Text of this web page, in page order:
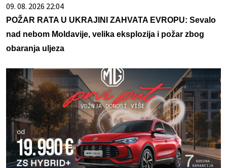
09. 08. 2026 22:04
POŽAR RATA U UKRAJINI ZAHVATA EVROPU: Sevalo
nad nebom Moldavije, velika eksplozija i požar zbog
obaranja uljeza